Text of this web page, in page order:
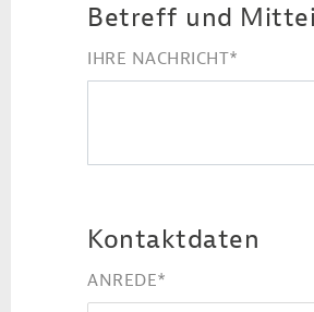
Betreff und
IHRE NACHRICHT*
Kontaktdaten
ANREDE*